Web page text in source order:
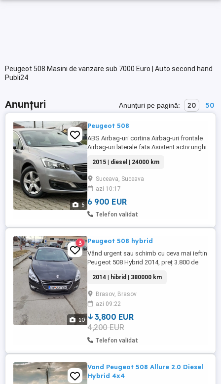
Peugeot 508 Masini de vanzare sub 7000 Euro | Auto second hand
Publi24
Anunțuri Anunțuri pe pagină: 20 50
5
Peugeot 508
ABS Airbag-uri cortina Airbag-uri frontale
Airbag-uri laterale fata Asistent activ unghi
Camera video spate Comenzi volan
Computer bord Controlul stabilitatii (ESP)
Cotiera fata electrice Geamuri spate
electrice Head-up display Inchidere ...
2015 | diesel | 24000 km
Suceava, Suceava
azi 10:17
6 900 EUR
Telefon validat
10
3 Peugeot 508 hybrid
Vând urgent sau schimb cu ceva mai ieftin
Peugeot 508 Hybrid 2014, preț 3.800 de
cine știe ce cumpără. *Detalii tehnice:* -
An fabricație: 2014 - Motorizare: 2.0 HDI
Hybrid 200 cp - Cutie: Automată - Km reali:
375.000 km - Distribuție și pompa de apă
schimbate ...
2014 | hibrid | 380000 km
Brasov, Brasov
azi 09:22
3,800 EUR
4,200 EUR
Telefon validat
Vand Peugeot 508 Allure 2.0 Diesel
Hybrid 4x4